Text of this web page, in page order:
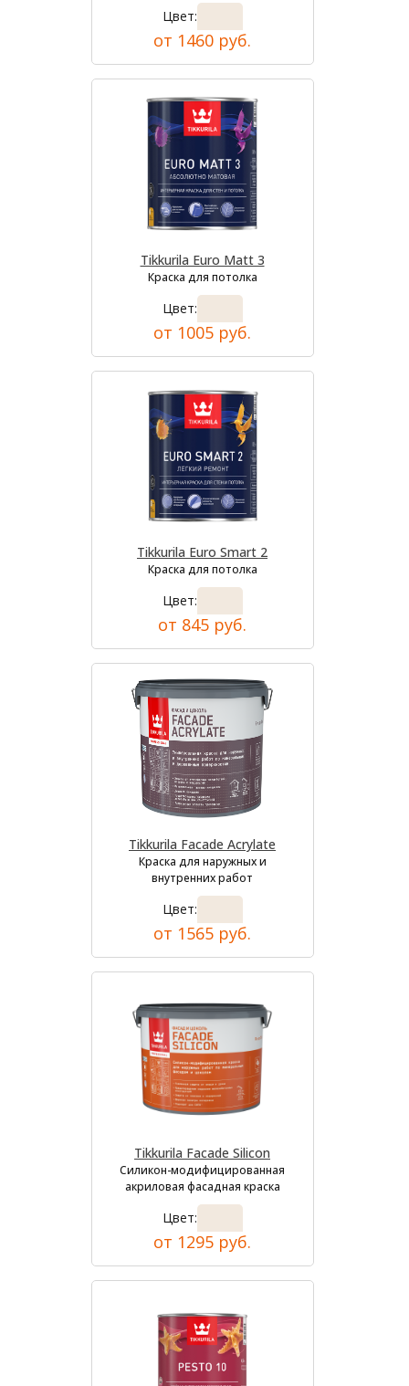
Цвет:
от 1460 руб.
Tikkurila Euro Matt 3
Краска для потолка
Цвет:
от 1005 руб.
Tikkurila Euro Smart 2
Краска для потолка
Цвет:
от 845 руб.
Tikkurila Facade Acrylate
Краска для наружных и
внутренних работ
Цвет:
от 1565 руб.
Tikkurila Facade Silicon
Силикон-модифицированная
акриловая фасадная краска
Цвет:
от 1295 руб.